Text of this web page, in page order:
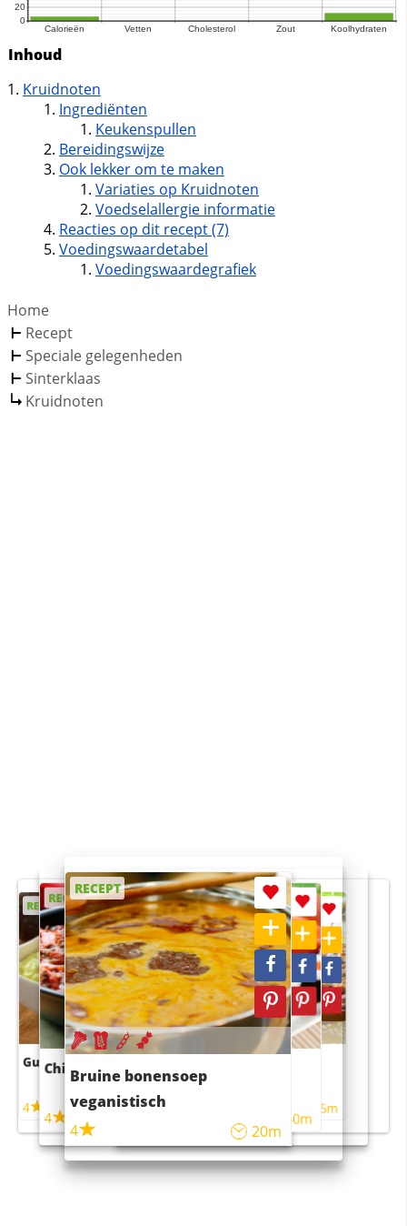
Inhoud
Kruidnoten
Ingrediënten
Keukenspullen
Bereidingswijze
Ook lekker om te maken
Variaties op Kruidnoten
Voedselallergie informatie
Reacties op dit recept (7)
Voedingswaardetabel
Voedingswaardegrafiek
Home
Recept
Speciale gelegenheden
Sinterklaas
Kruidnoten
RECEPT
Guacamole
4
RECEPT
Chili con carne
4
RECEPT
Bruine bonensoep
veganistisch
4
20m
RECEPT
Sushi rijstsalade
maaltijdsalade
40m
RECEPT
4 55m